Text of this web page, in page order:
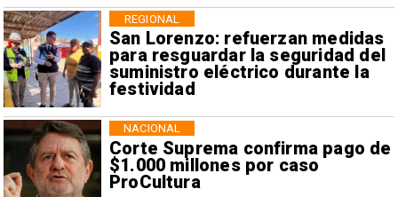
San Lorenzo: refuerzan medidas
para resguardar la seguridad del
suministro eléctrico durante la
festividad
REGIONAL
Corte Suprema confirma pago de
$1.000 millones por caso
ProCultura
NACIONAL